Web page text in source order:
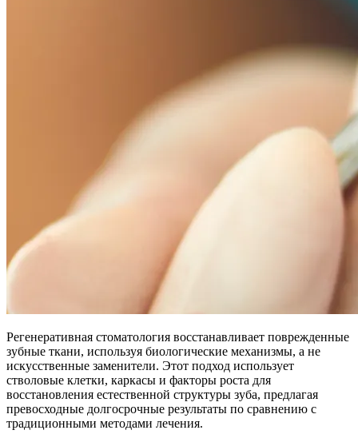
Регенеративная стоматология восстанавливает поврежденные
зубные ткани, используя биологические механизмы, а не
искусственные заменители. Этот подход использует
стволовые клетки, каркасы и факторы роста для
восстановления естественной структуры зуба, предлагая
превосходные долгосрочные результаты по сравнению с
традиционными методами лечения.